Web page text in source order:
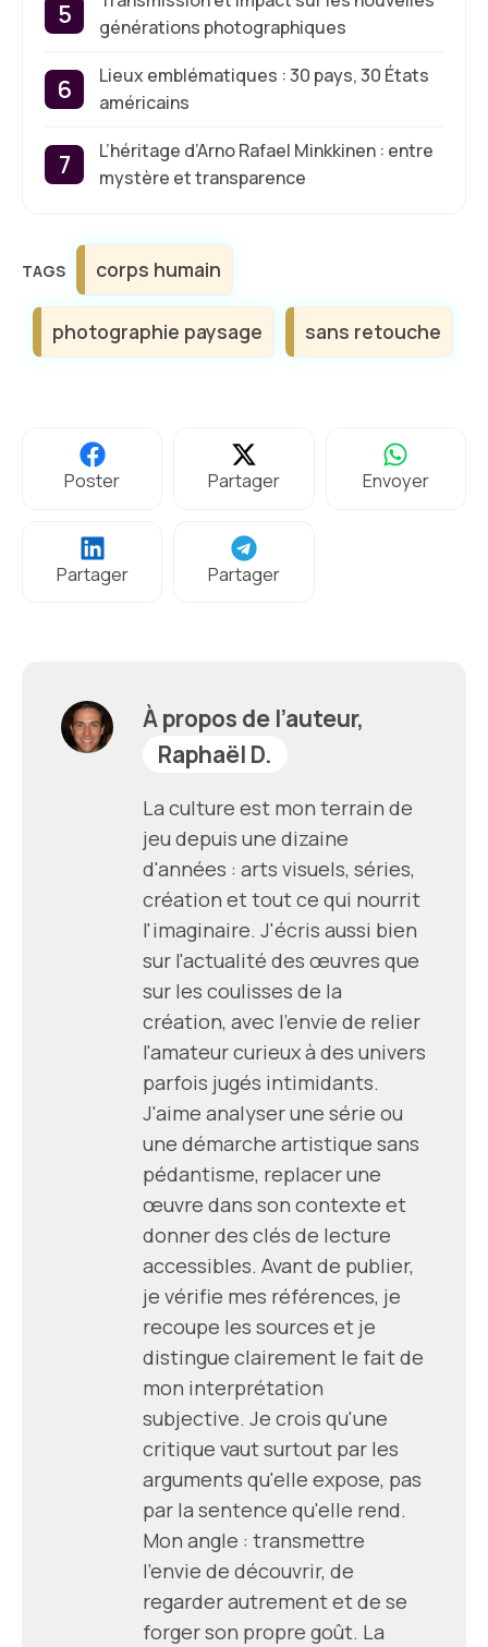
générations photographiques
Lieux emblématiques : 30 pays, 30 États
américains
L’héritage d’Arno Rafael Minkkinen : entre
mystère et transparence
Étiquettes
corps humain
photographie paysage sans retouche
Poster Partager Envoyer
Partager Partager
À propos de l’auteur,
Raphaël D.
La culture est mon terrain de
jeu depuis une dizaine
d'années : arts visuels, séries,
création et tout ce qui nourrit
l'imaginaire. J'écris aussi bien
sur l'actualité des œuvres que
sur les coulisses de la
création, avec l'envie de relier
l'amateur curieux à des univers
parfois jugés intimidants.
J'aime analyser une série ou
une démarche artistique sans
pédantisme, replacer une
œuvre dans son contexte et
donner des clés de lecture
accessibles. Avant de publier,
je vérifie mes références, je
recoupe les sources et je
distingue clairement le fait de
mon interprétation
subjective. Je crois qu'une
critique vaut surtout par les
arguments qu'elle expose, pas
par la sentence qu'elle rend.
Mon angle : transmettre
l'envie de découvrir, de
regarder autrement et de se
forger son propre goût. La